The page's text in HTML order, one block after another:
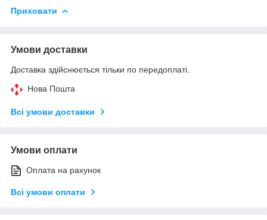
Приховати
Умови доставки
Доставка здійснюється тільки по передоплаті.
Нова Пошта
Всі умови доставки
Умови оплати
Оплата на рахунок
Всі умови оплати